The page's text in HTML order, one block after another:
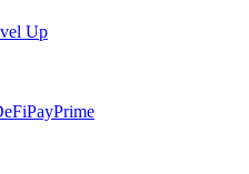
Up
PayPrime